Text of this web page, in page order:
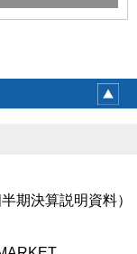
期決算説明資料）